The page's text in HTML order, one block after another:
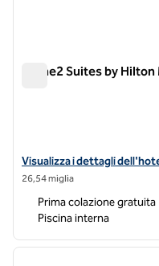
Home2 Suites by
Visualizza i dettagli
Visualizza i dettagli
26,54 miglia
Prima colazione gratuita
Piscina interna
1 di 13